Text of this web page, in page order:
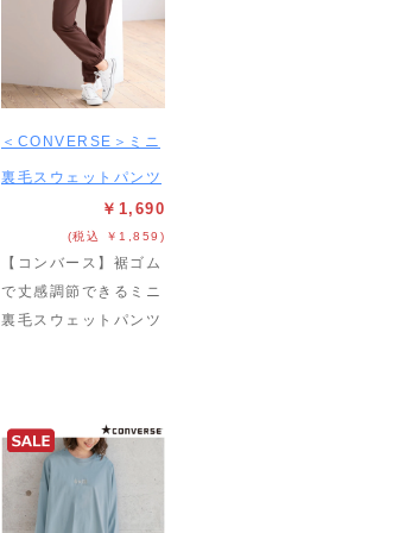
＜CONVERSE＞ミニ
裏毛スウェットパンツ
￥1,690
(税込 ￥1,859)
【コンバース】裾ゴム
で丈感調節できるミニ
裏毛スウェットパンツ